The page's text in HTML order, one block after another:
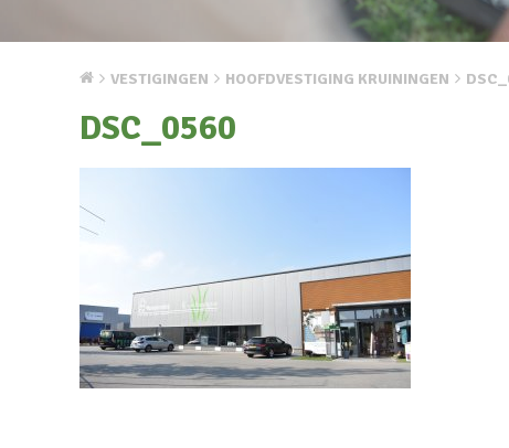
VESTIGINGEN HOOFDVESTIGING KRUININGEN
DSC_0560